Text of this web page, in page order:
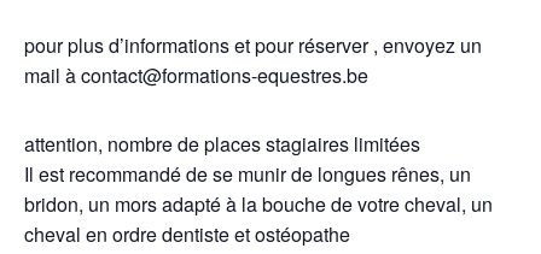
pour plus d’informations et pour réserver , envoyez un
mail à contact@formations-equestres.be
attention, nombre de places stagiaires limitées
Il est recommandé de se munir de longues rênes, un
bridon, un mors adapté à la bouche de votre cheval, un
cheval en ordre dentiste et ostéopathe